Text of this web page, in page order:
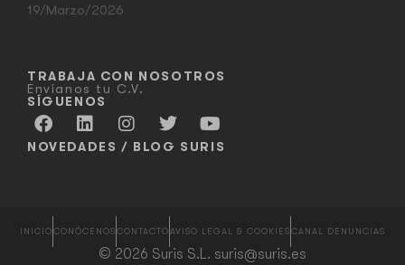
19/marzo/2026
TRABAJA CON NOSOTROS
Envíanos tu C.V.
SÍGUENOS
NOVEDADES / BLOG SURIS
© 2026 Suris S.L. suris@suris.es
INICIOCONÓCENOSCONTACTOAVISO LEGAL & COOKIESCANAL DENUNCIAS